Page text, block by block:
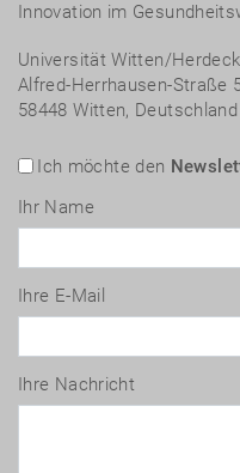
Innovation im
Universität Witten/
Alfred-Herrhausen-Straße
58448 Witten, Deutschland
Ich möchte den
Ihr Name
Ihre E-Mail
Ihre Nachricht